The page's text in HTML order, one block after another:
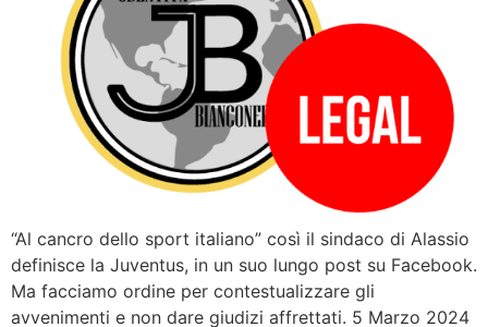
“Al cancro dello sport italiano” così il sindaco di Alassio
definisce la Juventus, in un suo lungo post su Facebook.
Ma facciamo ordine per contestualizzare gli
avvenimenti e non dare giudizi affrettati. 5 Marzo 2024